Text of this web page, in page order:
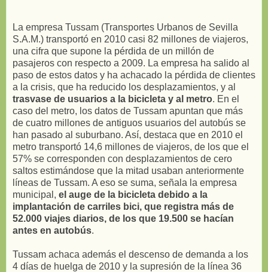
La empresa Tussam (Transportes Urbanos de Sevilla
S.A.M.) transportó en 2010 casi 82 millones de viajeros,
una cifra que supone la pérdida de un millón de
pasajeros con respecto a 2009. La empresa ha salido al
paso de estos datos y ha achacado la pérdida de clientes
a la crisis, que ha reducido los desplazamientos, y al
trasvase de usuarios a la bicicleta y al metro. En el
caso del metro, los datos de Tussam apuntan que más
de cuatro millones de antiguos usuarios del autobús se
han pasado al suburbano. Así, destaca que en 2010 el
metro transportó 14,6 millones de viajeros, de los que el
57% se corresponden con desplazamientos de cero
saltos estimándose que la mitad usaban anteriormente
líneas de Tussam. A eso se suma, señala la empresa
municipal, el auge de la bicicleta debido a la
implantación de carriles bici, que registra más de
52.000 viajes diarios, de los que 19.500 se hacían
antes en autobús.
Tussam achaca además el descenso de demanda a los
4 días de huelga de 2010 y la supresión de la línea 36